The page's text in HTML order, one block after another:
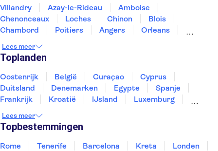
Villandry Azay-le-Rideau
Amboise
Chenonceaux
Loches Chinon
Blois
Chambord
Poitiers Angers
Orleans
Lees meer
Toplanden
Oostenrijk België Curaçao
Cyprus
Duitsland
Denemarken Egypte
Spanje
Frankrijk
Kroatië IJsland
Luxemburg
Slovenië
Thailand
Lees meer
Topbestemmingen
Rome Tenerife Barcelona Kreta
Londen